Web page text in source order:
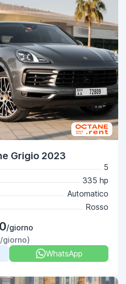
Grigio 2023
5
335 hp
Automatico
Rosso
/giorno
giorno)
WhatsApp